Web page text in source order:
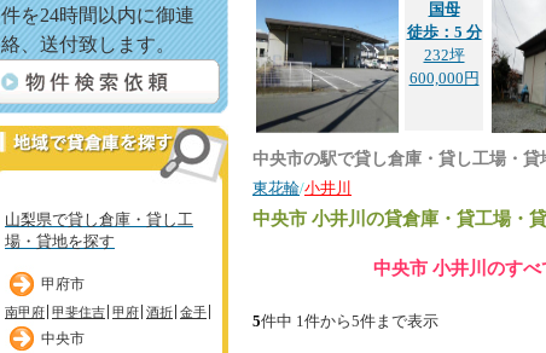
件を24時間以内に御連
絡、送付致します。
山梨県で貸し倉庫・貸し工
場・貸地を探す
甲府市
南甲府 甲斐住吉 甲府 酒折 金手
中央市
国母
徒歩：5 分
232坪
600,000円
中央市の駅で貸し倉庫・貸し工場・
東花輪/小井川
中央市 小井川 の貸倉庫・貸工場・
中央市 小井川のすべ
5件中 1件から5件まで表示